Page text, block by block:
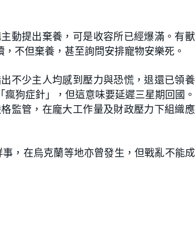
動提出棄養，可是收容所已經爆滿。有
不但棄養，甚至詢問安排寵物安樂死。
不少主人均感到壓力與恐慌，退還已領
狗症針」，但這意味要延遲三星期回國
監管，在龐大工作量及財政壓力下組織
，在烏克蘭等地亦曾發生，但戰亂不能